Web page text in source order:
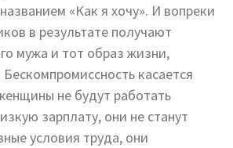
«Как я хочу». И вопреки
в результате получают
мужа и тот образ жизни,
касается
не будут работать
зарплату, они не станут
условия труда, они